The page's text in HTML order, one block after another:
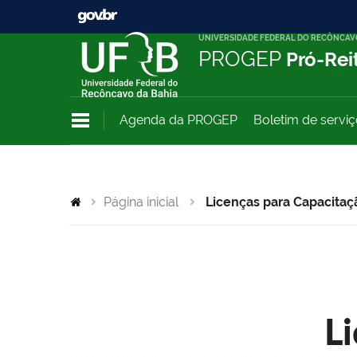
UNIVERSIDADE FEDERAL DO
PROGEP Pró-
Agenda da PROGEP Boletim de
Página inicial Licenças para